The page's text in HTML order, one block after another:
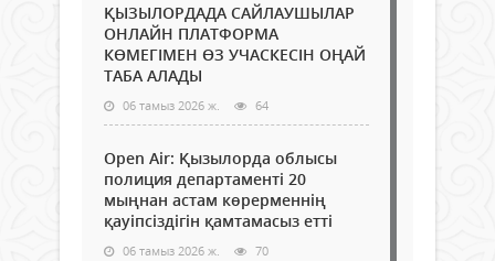
ҚЫЗЫЛОРДАДА САЙЛАУШЫЛАР
ОНЛАЙН ПЛАТФОРМА
КӨМЕГІМЕН ӨЗ УЧАСКЕСІН ОҢАЙ
ТАБА АЛАДЫ
06 тамыз 2026 ж. 64
Open Air: Қызылорда облысы
полиция департаменті 20
мыңнан астам көрерменнің
қауіпсіздігін қамтамасыз етті
06 тамыз 2026 ж. 70